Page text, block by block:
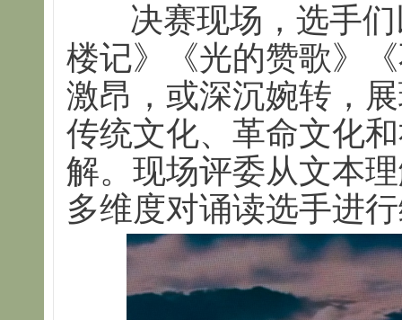
决赛现场，选手
楼记》《光的赞歌》
激昂，或深沉婉转，
传统文化、革命文化
解。现场评委从文本
多维度对诵读选手进